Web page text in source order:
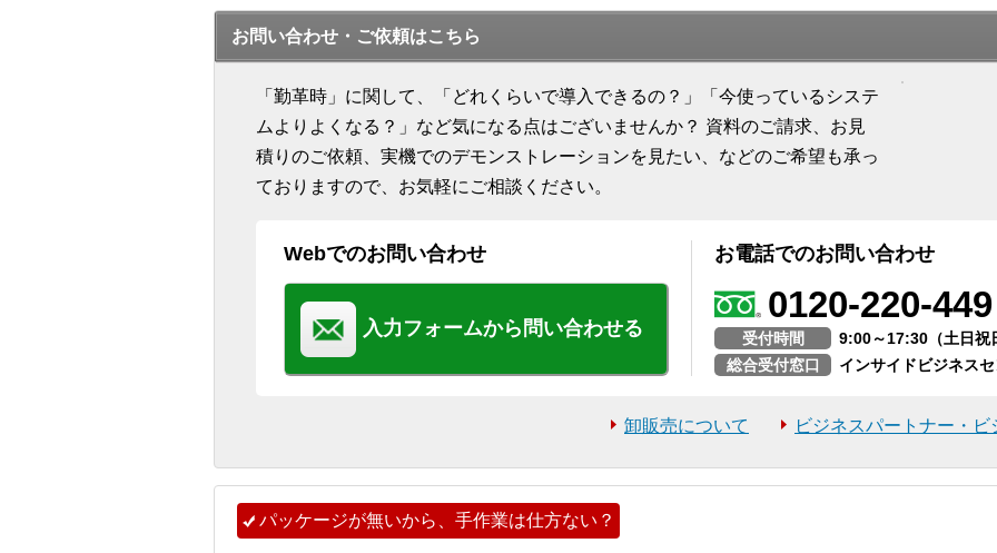
お問い合わせ・ご依頼はこちら
「勤革時」に関して、「どれくらいで導入できるの？」「今使っているシステ
ムよりよくなる？」など気になる点はございませんか？ 資料のご請求、お見
積りのご依頼、実機でのデモンストレーションを見たい、などのご希望も承っ
ておりますので、お気軽にご相談ください。
Webでのお問い合わせ
入力フォームから問い合わせる
お電話でのお問い合わせ
0120-220-449
受付時間
9:00～17:30（土日祝
総合受付窓口
インサイドビジネス
卸販売について ビジネスパートナー・
パッケージが無いから、手作業は仕方ない？